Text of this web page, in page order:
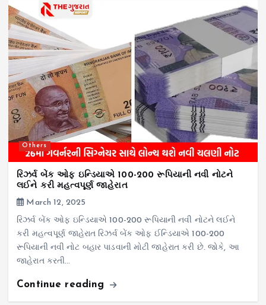
Others
રિઝર્વ બેંક ઓફ ઇન્ડિયાએ 100-200 રૂપિયાની નવી નોટને
લઈને કરી મહત્વપૂર્ણ જાહેરાત
March 12, 2025
રિઝર્વ બેંક ઓફ ઇન્ડિયાએ 100-200 રૂપિયાની નવી નોટને લઈને
કરી મહત્વપૂર્ણ જાહેરાત રિઝર્વ બેંક ઓફ ઈન્ડિયાએ 100-200
રૂપિયાની નવી નોટ બહાર પાડવાની મોટી જાહેરાત કરી છે. જોકે, આ
જાહેરાત કરતી…
Continue reading